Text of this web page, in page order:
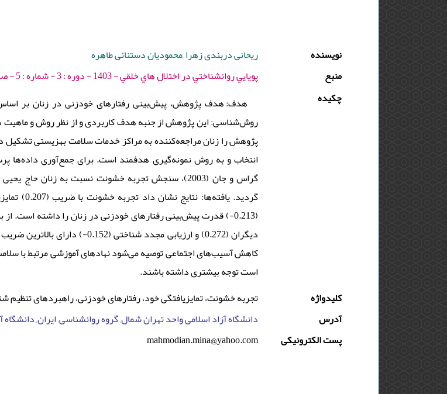
نویسنده
ریحانی دربندی زهرا ,محمودیان دستنائی طاهره
منبع
پويايي روانشناختي در اختلال هاي خلقي - 1403 - دوره : 3 - شماره : 5 - صفحه:229 -246
چکیده
هدف: هدف پژوهش، پیش‌بینی رفتارهای خودزنی در زنان بر
روش‌شناسی: این پژوهش از جنبه هدف کاربردی و از نظر روش و
دیگران (0.272) و ارزیابی مجدد
کاهش آسیب‌های اجتماعی توصیه می‌شود نهادهای آموزشی مرتبط با
است توجه بیشتری داشته باشند.
کلیدواژه
تجربه خشونت، تمایزیافتگی خود، رفتارهای خودزنی، راهبردهای تنظیم
آدرس
دانشگاه آزاد اسلامی واحد تهران شمال, گروه روانشناسی, ایران,
پست الکترونیکی
mahmodian.mina@yahoo.com